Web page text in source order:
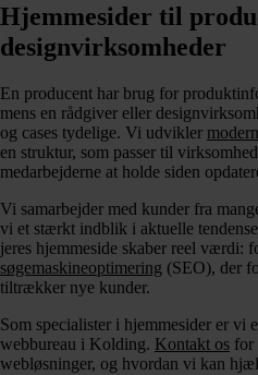
Hjemmesider til
designvirksomheder
En producent har brug for
mens en rådgiver eller
og cases tydelige. Vi udvikler
en struktur, som passer til
medarbejderne at holde siden
Vi samarbejder med kunder fra
vi et stærkt indblik i aktuelle
jeres hjemmeside skaber reel værdi:
søgemaskineoptimering (SEO), der
tiltrækker nye kunder.
Som specialister i hjemmesider er vi
webbureau i Kolding. Kontakt os for
webløsninger, og hvordan vi kan